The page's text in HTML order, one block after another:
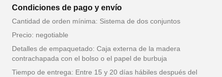
Condiciones de pago y envío
Cantidad de orden mínima: Sistema de dos conjuntos
Precio: negotiable
Detalles de empaquetado: Caja externa de la madera
contrachapada con el bolso o el papel de burbuja
Tiempo de entrega: Entre 15 y 20 días hábiles después del